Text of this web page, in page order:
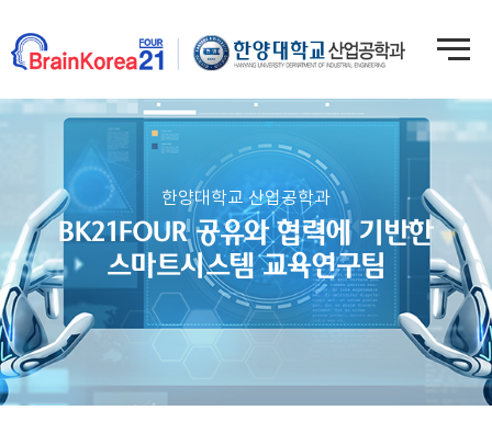
한양대학교 산업공학과
BK21FOUR 공유와 협력에 기반한
스마트시스템 교육연구팀